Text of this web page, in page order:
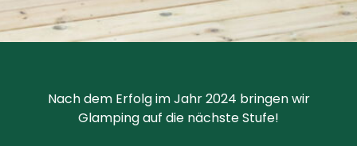
Nach dem Erfolg im Jahr 2024 bringen wir
Glamping auf die nächste Stufe!